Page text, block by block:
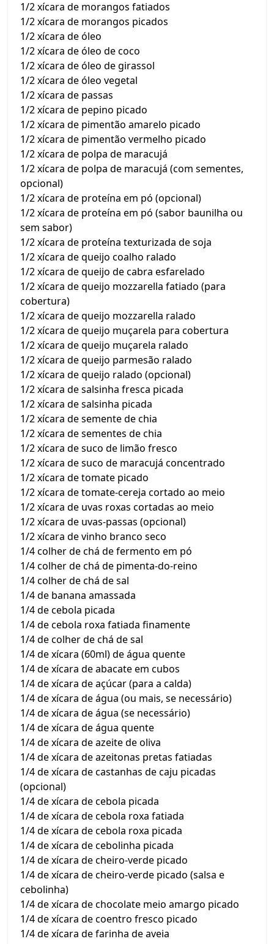
1/2 xícara de morangos fatiados
1/2 xícara de morangos picados
1/2 xícara de óleo
1/2 xícara de óleo de coco
1/2 xícara de óleo de girassol
1/2 xícara de óleo vegetal
1/2 xícara de passas
1/2 xícara de pepino picado
1/2 xícara de pimentão amarelo picado
1/2 xícara de pimentão vermelho picado
1/2 xícara de polpa de maracujá
1/2 xícara de polpa de maracujá (com sementes,
opcional)
1/2 xícara de proteína em pó (opcional)
1/2 xícara de proteína em pó (sabor baunilha ou
sem sabor)
1/2 xícara de proteína texturizada de soja
1/2 xícara de queijo coalho ralado
1/2 xícara de queijo de cabra esfarelado
1/2 xícara de queijo mozzarella fatiado (para
cobertura)
1/2 xícara de queijo mozzarella ralado
1/2 xícara de queijo muçarela para cobertura
1/2 xícara de queijo muçarela ralado
1/2 xícara de queijo parmesão ralado
1/2 xícara de queijo ralado (opcional)
1/2 xícara de salsinha fresca picada
1/2 xícara de salsinha picada
1/2 xícara de semente de chia
1/2 xícara de sementes de chia
1/2 xícara de suco de limão fresco
1/2 xícara de suco de maracujá concentrado
1/2 xícara de tomate picado
1/2 xícara de tomate-cereja cortado ao meio
1/2 xícara de uvas roxas cortadas ao meio
1/2 xícara de uvas-passas (opcional)
1/2 xícara de vinho branco seco
1/4 colher de chá de fermento em pó
1/4 colher de chá de pimenta-do-reino
1/4 colher de chá de sal
1/4 de banana amassada
1/4 de cebola picada
1/4 de cebola roxa fatiada finamente
1/4 de colher de chá de sal
1/4 de xícara (60ml) de água quente
1/4 de xícara de abacate em cubos
1/4 de xícara de açúcar (para a calda)
1/4 de xícara de água (ou mais, se necessário)
1/4 de xícara de água (se necessário)
1/4 de xícara de água quente
1/4 de xícara de azeite de oliva
1/4 de xícara de azeitonas pretas fatiadas
1/4 de xícara de castanhas de caju picadas
(opcional)
1/4 de xícara de cebola picada
1/4 de xícara de cebola roxa fatiada
1/4 de xícara de cebola roxa picada
1/4 de xícara de cebolinha picada
1/4 de xícara de cheiro-verde picado
1/4 de xícara de cheiro-verde picado (salsa e
cebolinha)
1/4 de xícara de chocolate meio amargo picado
1/4 de xícara de coentro fresco picado
1/4 de xícara de farinha de aveia